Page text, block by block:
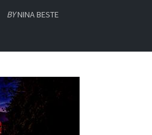
BYNINA BESTE